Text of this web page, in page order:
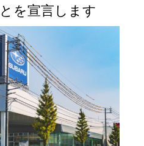
を宣言します